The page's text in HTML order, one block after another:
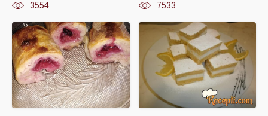
3554 7533